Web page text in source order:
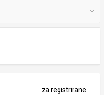
za registrirane